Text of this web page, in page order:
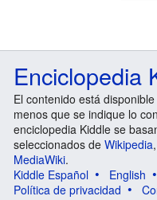
Enciclopedia
El contenido está
menos que se indique lo
enciclopedia Kiddle se
seleccionados de Wikipedia
MediaWiki.
Kiddle Español
English
Política de privacidad